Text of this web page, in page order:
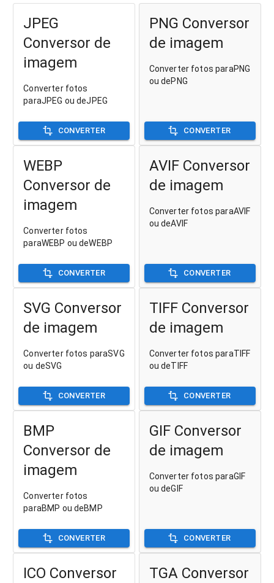
JPEG
Conversor de
imagem
Converter fotos
paraJPEG ou deJPEG
CONVERTER
PNG Conversor
de imagem
Converter fotos paraPNG
ou dePNG
CONVERTER
WEBP
Conversor de
imagem
Converter fotos
paraWEBP ou deWEBP
CONVERTER
AVIF Conversor
de imagem
Converter fotos paraAVIF
ou deAVIF
CONVERTER
SVG Conversor
de imagem
Converter fotos paraSVG
ou deSVG
CONVERTER
TIFF Conversor
de imagem
Converter fotos paraTIFF
ou deTIFF
CONVERTER
BMP
Conversor de
imagem
Converter fotos
paraBMP ou deBMP
CONVERTER
GIF Conversor
de imagem
Converter fotos paraGIF
ou deGIF
CONVERTER
ICO Conversor
TGA Conversor